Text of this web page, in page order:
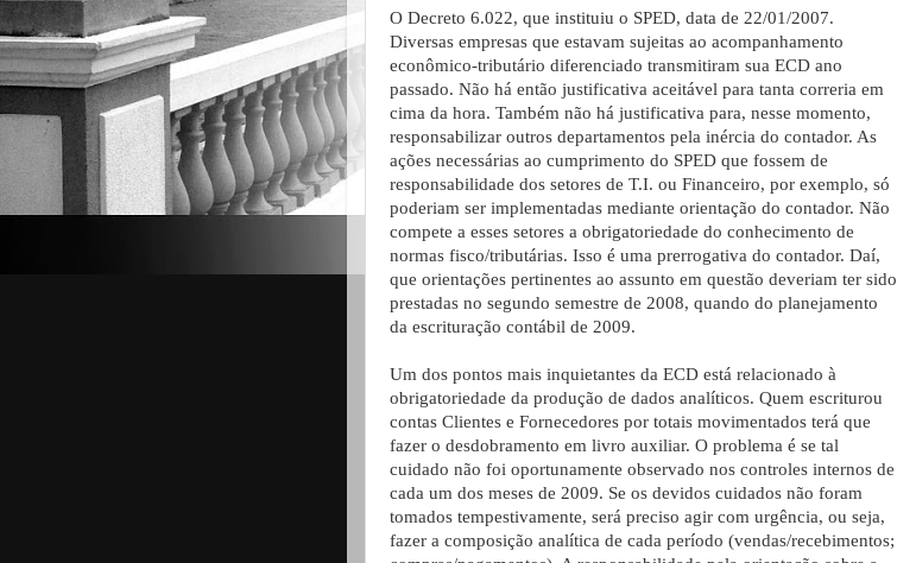
O Decreto 6.022, que instituiu o SPED, data de 22/01/2007.
Diversas empresas que estavam sujeitas ao acompanhamento
econômico-tributário diferenciado transmitiram sua ECD ano
passado. Não há então justificativa aceitável para tanta correria em
cima da hora. Também não há justificativa para, nesse momento,
responsabilizar outros departamentos pela inércia do contador. As
ações necessárias ao cumprimento do SPED que fossem de
responsabilidade dos setores de T.I. ou Financeiro, por exemplo, só
poderiam ser implementadas mediante orientação do contador. Não
compete a esses setores a obrigatoriedade do conhecimento de
normas fisco/tributárias. Isso é uma prerrogativa do contador. Daí,
que orientações pertinentes ao assunto em questão deveriam ter sido
prestadas no segundo semestre de 2008, quando do planejamento
da escrituração contábil de 2009.
Um dos pontos mais inquietantes da ECD está relacionado à
obrigatoriedade da produção de dados analíticos. Quem escriturou
contas Clientes e Fornecedores por totais movimentados terá que
fazer o desdobramento em livro auxiliar. O problema é se tal
cuidado não foi oportunamente observado nos controles internos de
cada um dos meses de 2009. Se os devidos cuidados não foram
tomados tempestivamente, será preciso agir com urgência, ou seja,
fazer a composição analítica de cada período (vendas/recebimentos;